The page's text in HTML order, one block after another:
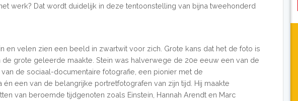
werk? Dat wordt duidelijk in deze tentoonstelling van bijna tweehonderd
en velen zien een beeld in zwartwit voor zich. Grote kans dat het de foto is
de grote geleerde maakte. Stein was halverwege de 20e eeuw een van de
de sociaal-documentaire fotografie, een pionier met de
een van de belangrijke portretfotografen van zijn tijd. Hij maakte
van beroemde tijdgenoten zoals Einstein, Hannah Arendt en Marc